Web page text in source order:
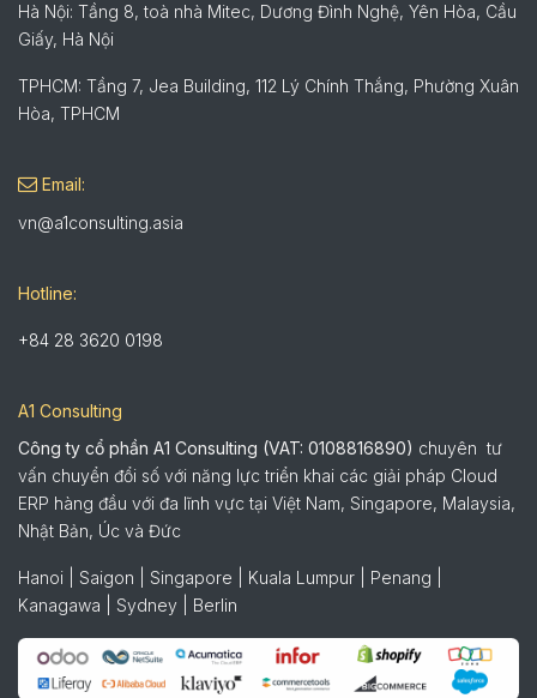
Hà Nội: Tầng 8, toà nhà Mitec, Dương Đình Nghệ, Yên Hòa, Cầu
Giấy, Hà Nội
TPHCM: Tầng 7, Jea Building, 112 Lý Chính Thắng, Phường Xuân
Hòa, TPHCM
Email:
vn@a1consulting.asia
Hotline:
+84 28 3620 0198
A1 Consulting
Công ty cổ phần A1 Consulting (VAT: 0108816890) chuyên tư
vấn chuyển đổi số với năng lực triển khai các giải pháp Cloud
ERP hàng đầu với đa lĩnh vực tại Việt Nam, Singapore, Malaysia,
Nhật Bản, Úc và Đức
Hanoi | Saigon | Singapore | Kuala Lumpur | Penang |
Kanagawa | Sydney | Berlin